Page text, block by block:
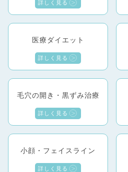
詳しく見る
医療ダイエット
詳しく見る
毛穴の開き・黒ずみ治療
詳しく見る
小顔・フェイスライン
詳しく見る